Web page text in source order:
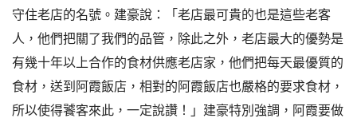
守住老店的名號。建豪說：「老店最可貴的也是這些老客
人，他們把關了我們的品管，除此之外，老店最大的優勢是
有幾十年以上合作的食材供應老店家，他們把每天最優質的
食材，送到阿霞飯店，相對的阿霞飯店也嚴格的要求食材，
所以使得饕客來此，一定說讚！」建豪特別強調，阿霞要做